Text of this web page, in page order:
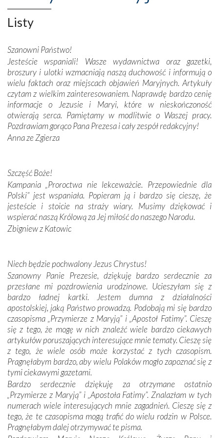
niepodległość kraju. Zachwyt budziła potężna, a zarazem
misterna architektura tych monumentalnych dzieł,
wspaniałe zdobienia, dbałość ich twórców o detale,
budowniczych.
Podążyliśmy też śladami fatimskich wizjonerów – Łucji
dos Santos oraz świętych Hiacynty i Franciszka Marto.
Modliliśmy się przy ich grobach. Odprawiliśmy Drogę
Krzyżową w ich rodzinnych stronach, odwiedziliśmy
domy, w których żyli.
W miejscu objawień Matki Bożej zapaliliśmy świece
Podczas tej kilkudniowej wyprawy na każdym kroku
spotykaliśmy się z serdeczną otwartością
Portugalczyków. Podziwialiśmy ich ludową sztukę i
zwyczaje. Mimo że nasze kraje są od siebie bardzo
oddalone, w żaden sposób nie czuliśmy się obco.
Sprawiła to oczywiście sama Matka Boża, ale też
kulturowa bliskość biorąca swój początek w naszej
mieliśmy okazję przekonać się, że Maryja swoją opieką
otacza nie tylko nasz naród, lecz wszystkie nacje, które
się Jej ufnie oddają, a także każdą osobę, która zawierza
Jej siebie oraz swych bliskich.
Dzieje Portugalii to również historia wierności Bogu i
odstępstw, także w życiu władców. Trudne momenty w
wymiarze tak osobistym, jak i zbiorowym, przypominają o
konieczności ciągłego zabiegania o własną duszę i o łaskę
Opatrzności. Wierność przynosi pomyślność –
przynajmniej w życiu duchowym. Odstępstwo owocuje
nieszczęściem i śmiercią. Te uniwersalne prawdy
przychodziły na myśl, gdy słuchaliśmy opowieści
przewodników o portugalskich monarchach i wodzach,
zwycięskich bitwach i nieszczęśliwych losach grzesznych
kochanków.
Listy
Szanowni Państwo!
Jesteście wspaniali! Wasze wydawnictwa oraz gazetki,
broszury i ulotki wzmacniają naszą duchowość i informują o
wielu faktach oraz miejscach objawień Maryjnych. Artykuły
czytam z wielkim zainteresowaniem. Naprawdę bardzo cenię
informacje o Jezusie i Maryi, które w nieskończoność
otwierają serca. Pamiętamy w modlitwie o Waszej pracy.
Pozdrawiam gorąco Pana Prezesa i cały zespół redakcyjny!
Anna ze Zgierza
Szczęść Boże!
Kampania „Proroctwa nie lekceważcie. Przepowiednie dla
Polski” jest wspaniała. Popieram ją i bardzo się cieszę, że
jesteście i stoicie na straży wiary. Musimy dziękować i
wspierać naszą Królową za Jej miłość do naszego Narodu.
Zbigniew z Katowic
Niech będzie pochwalony Jezus Chrystus!
Szanowny Panie Prezesie, dziękuję bardzo serdecznie za
przesłane mi pozdrowienia urodzinowe. Ucieszyłam się z
bardzo ładnej kartki. Jestem dumna z działalności
apostolskiej, jaką Państwo prowadzą. Podobają mi się bardzo
czasopisma „Przymierze z Maryją” i „Apostoł Fatimy”. Cieszę
się z tego, że mogę w nich znaleźć wiele bardzo ciekawych
artykułów poruszających interesujące mnie tematy. Cieszę się
z tego, że wiele osób może korzystać z tych czasopism.
Pragnęłabym bardzo, aby wielu Polaków mogło zapoznać się z
tymi ciekawymi gazetami.
Bardzo serdecznie dziękuję za otrzymane ostatnio
„Przymierze z Maryją” i „Apostoła Fatimy”. Znalazłam w tych
numerach wiele interesujących mnie zagadnień. Cieszę się z
tego, że te czasopisma mogą trafić do wielu rodzin w Polsce.
Pragnęłabym dalej otrzymywać te pisma.